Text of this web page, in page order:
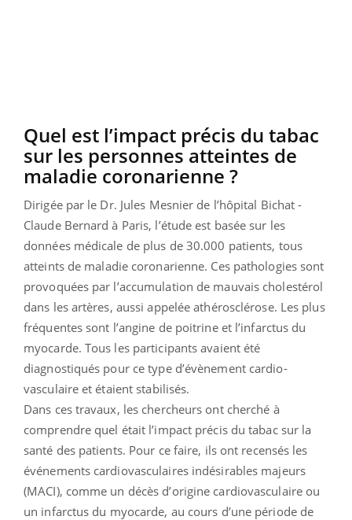
Quel est l’impact précis du tabac
sur les personnes atteintes de
maladie coronarienne ?
Dirigée par le Dr. Jules Mesnier de l’hôpital Bichat -
Claude Bernard à Paris, l’étude est basée sur les
données médicale de plus de 30.000 patients, tous
atteints de maladie coronarienne. Ces pathologies sont
provoquées par l’accumulation de mauvais cholestérol
dans les artères, aussi appelée athérosclérose. Les plus
fréquentes sont l’angine de poitrine et l’infarctus du
myocarde. Tous les participants avaient été
diagnostiqués pour ce type d’évènement cardio-
vasculaire et étaient stabilisés.
Dans ces travaux, les chercheurs ont cherché à
comprendre quel était l’impact précis du tabac sur la
santé des patients. Pour ce faire, ils ont recensés les
événements cardiovasculaires indésirables majeurs
(MACI), comme un décès d’origine cardiovasculaire ou
un infarctus du myocarde, au cours d’une période de